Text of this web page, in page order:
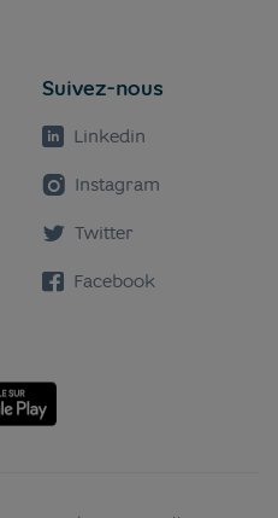
Suivez-nous
Linkedin
Instagram
Twitter
Facebook